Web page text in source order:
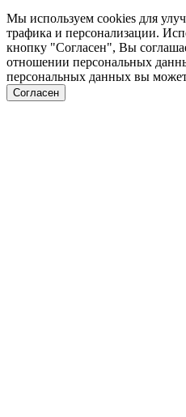
Мы используем cookies для
трафика и персонализации.
кнопку "Согласен", Вы
отношении персональных
персональных данных вы
Согласен